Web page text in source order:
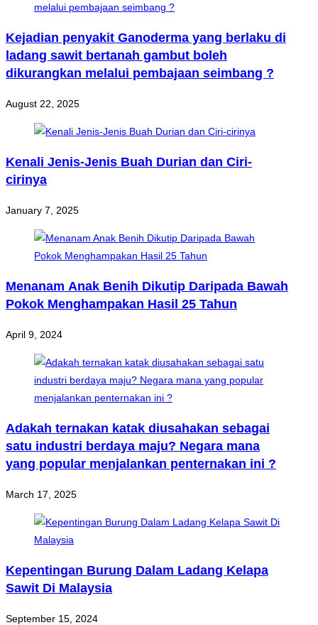
Kejadian penyakit Ganoderma yang berlaku di
ladang sawit bertanah gambut boleh
dikurangkan melalui pembajaan seimbang ?
August 22, 2025
Kenali Jenis-Jenis Buah Durian dan Ciri-
cirinya
January 7, 2025
Menanam Anak Benih Dikutip Daripada Bawah
Pokok Menghampakan Hasil 25 Tahun
April 9, 2024
Adakah ternakan katak diusahakan sebagai
satu industri berdaya maju? Negara mana
yang popular menjalankan penternakan ini ?
March 17, 2025
Kepentingan Burung Dalam Ladang Kelapa
Sawit Di Malaysia
September 15, 2024